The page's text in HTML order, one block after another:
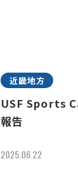
近畿地方
USF Sports
報告
2025.06.22